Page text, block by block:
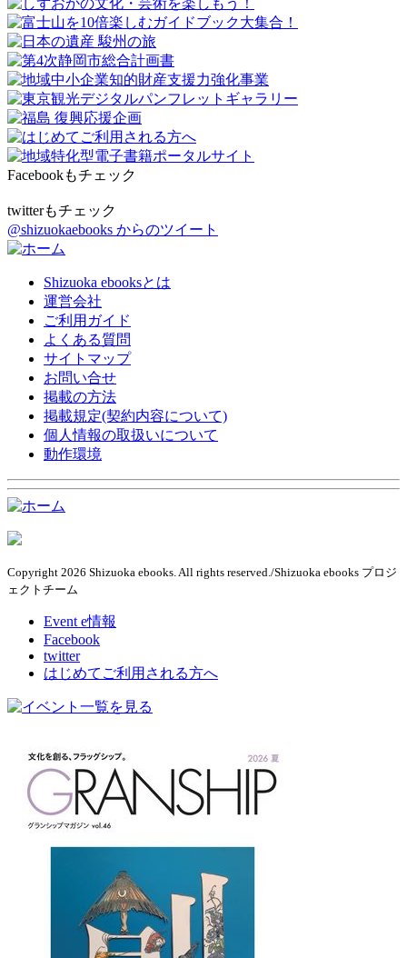
Facebookもチェック
twitterもチェック
@shizuokaebooks からのツイート
Shizuoka ebooksとは
運営会社
ご利用ガイド
よくある質問
サイトマップ
お問い合せ
掲載の方法
掲載規定(契約内容について)
個人情報の取扱いについて
動作環境
Copyright 2026 Shizuoka ebooks. All rights reserved./Shizuoka ebooks プロジ
ェクトチーム
Event e情報
Facebook
twitter
はじめてご利用される方へ